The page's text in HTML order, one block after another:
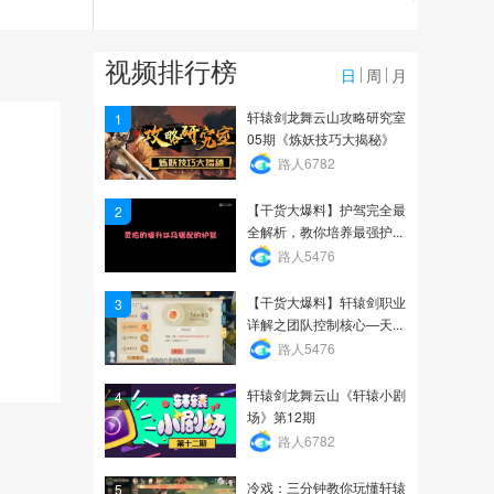
1.5万
【轩辕剑】还不会玩符鬼
宝藏任务？没关系，三...
4571
视频排行榜 日 周 月
1
轩辕剑龙舞云山攻略研究室
05期《炼妖技巧大揭秘》
路人6782
2
【干货大爆料】护驾完全最
全解析，教你培养最强护...
路人5476
3
【干货大爆料】轩辕剑职业
详解之团队控制核心—天...
路人5476
4
轩辕剑龙舞云山《轩辕小剧
场》第12期
路人6782
5 冷戏：三分钟教你玩懂轩辕